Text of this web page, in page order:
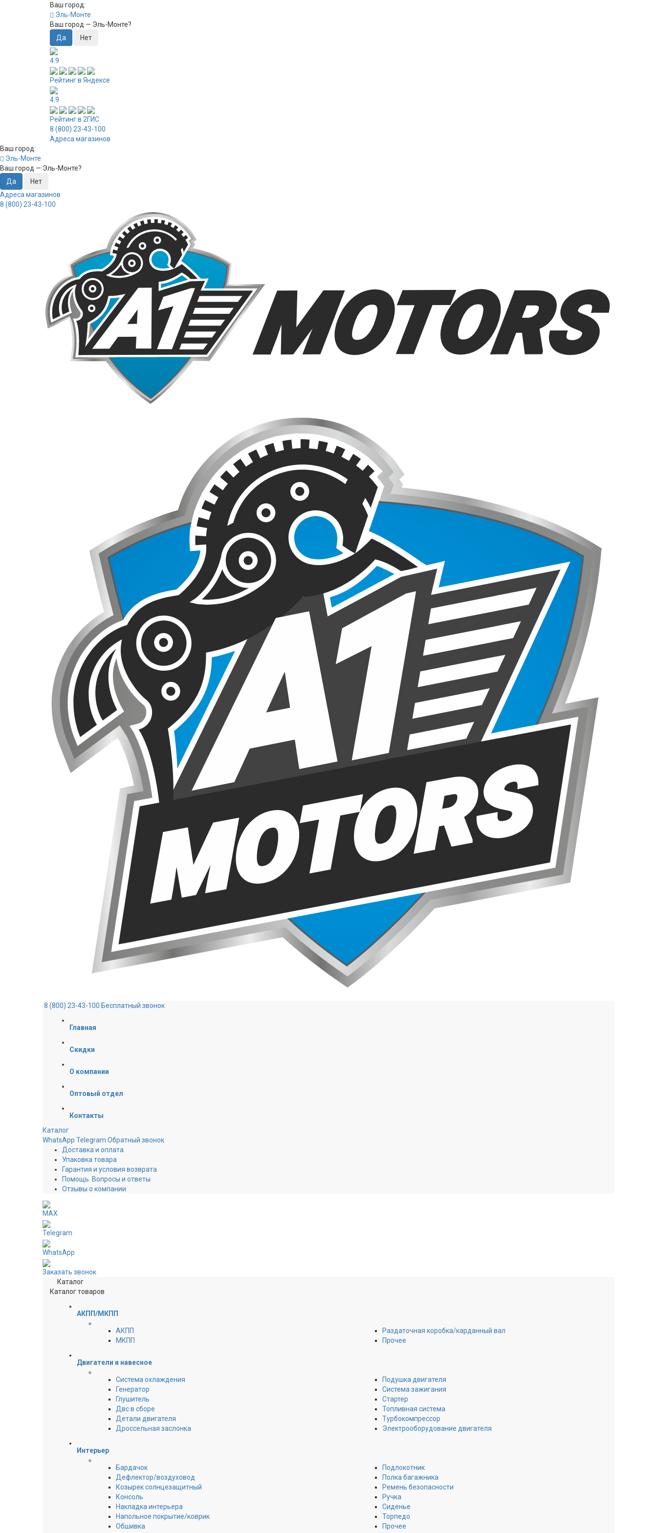
Ваш город:
Эль-Монте
Ваш город — Эль-Монте?
4.9
Рейтинг в Яндексе
4.9
Рейтинг в 2ГИС
8 (800) 23-43-100
Адреса магазинов
Ваш город:
Эль-Монте
Ваш город — Эль-Монте?
Адреса магазинов
8 (800) 23-43-100
8 (800) 23-43-100 Бесплатный звонок
Главная
Скидки
О компании
Оптовый отдел
Контакты
Каталог
WhatsApp Telegram Обратный звонок
Доставка и оплата
Упаковка товара
Гарантия и условия возврата
Помощь. Вопросы и ответы
Отзывы о компании
MAX
Telegram
WhatsApp
Заказать звонок
Каталог
Каталог товаров
АКПП/МКПП
АКПП
МКПП
Раздаточная коробка/карданный вал
Прочее
Двигатели и навесное
Cистема охлаждения
Генератор
Глушитель
Двс в сборе
Детали двигателя
Дроссельная заслонка
Подушка двигателя
Система зажигания
Стартер
Топливная система
Турбокомпрессор
Электрооборудование двигателя
Интерьер
Бардачок
Дефлектор/воздуховод
Козырек солнцезащитный
Консоль
Накладка интерьера
Напольное покрытие/коврик
Обшивка
Подлокотник
Полка багажника
Ремень безопасности
Ручка
Сиденье
Торпедо
Прочее